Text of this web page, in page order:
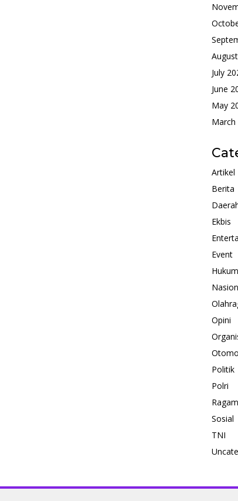
July
June
May
March
Artikel
Berita
Ekbis
Event
Hukum
Opini
Politik
Polri
Ragam
Sosial
TNI